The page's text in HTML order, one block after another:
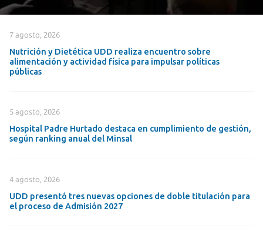
7 agosto, 2026
Nutrición y Dietética UDD realiza encuentro sobre
alimentación y actividad física para impulsar políticas
públicas
5 agosto, 2026
Hospital Padre Hurtado destaca en cumplimiento de gestión,
según ranking anual del Minsal
4 agosto, 2026
UDD presentó tres nuevas opciones de doble titulación para
el proceso de Admisión 2027